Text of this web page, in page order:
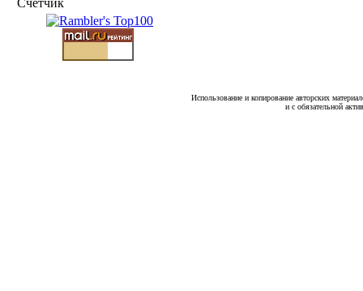
Счетчик
Использование и копирование авторских
и с обязательной